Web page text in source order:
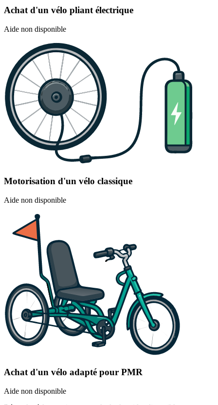
Achat d'un vélo pliant électrique
Aide non disponible
Motorisation d'un vélo classique
Aide non disponible
Achat d'un vélo adapté pour PMR
Aide non disponible